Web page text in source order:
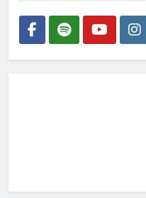
Magyarországon
2026-07-24